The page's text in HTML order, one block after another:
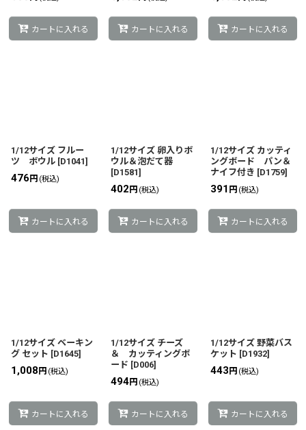
カートに入れる カートに入れる カートに入れる
1/12サイズ フルー
ツ ボウル [D1041]
476 円 (税込)
カートに入れる
1/12サイズ 卵入りボ
ウル＆泡だて器
[D1581]
402 円 (税込)
カートに入れる
1/12サイズ カッティ
ングボード パン＆
ナイフ付き [D1759]
391 円 (税込)
カートに入れる
1/12サイズ ベーキン
グ セット [D1645]
1,008 円 (税込)
カートに入れる
1/12サイズ チーズ
＆ カッティングボ
ード [D006]
494円 (税込)
カートに入れる
1/12サイズ 野菜バス
ケット [D1932]
443 円 (税込)
カートに入れる